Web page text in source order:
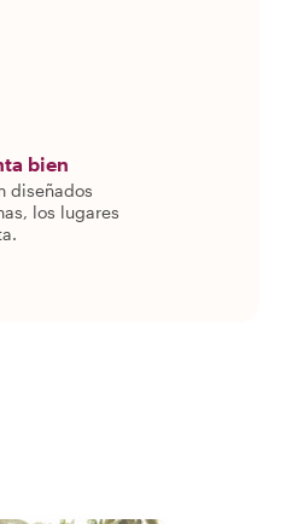
bien
diseñados
los lugares